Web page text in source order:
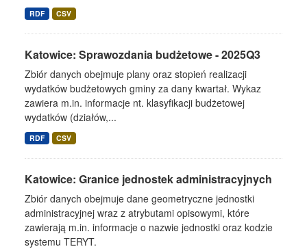
RDF CSV
Katowice: Sprawozdania budżetowe - 2025Q3
Zbiór danych obejmuje plany oraz stopień realizacji
wydatków budżetowych gminy za dany kwartał. Wykaz
zawiera m.in. informacje nt. klasyfikacji budżetowej
wydatków (działów,...
RDF CSV
Katowice: Granice jednostek administracyjnych
Zbiór danych obejmuje dane geometryczne jednostki
administracyjnej wraz z atrybutami opisowymi, które
zawierają m.in. informacje o nazwie jednostki oraz kodzie
systemu TERYT.